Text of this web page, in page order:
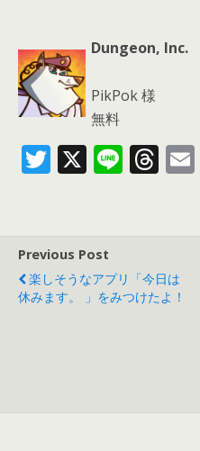
Dungeon, Inc.
PikPok 様
無料
T
er
X Li T
d
s
Previous Post
楽しそうなアプリ「今日は
休みます。 」をみつけたよ！